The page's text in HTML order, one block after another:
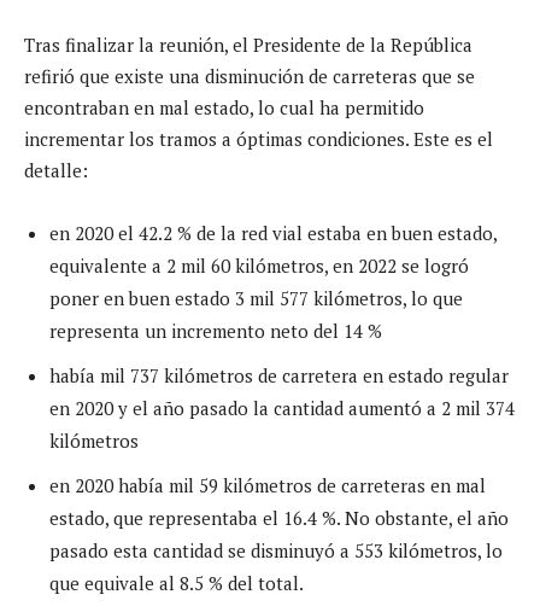
Tras finalizar la reunión, el Presidente de la República
refirió que existe una disminución de carreteras que se
encontraban en mal estado, lo cual ha permitido
incrementar los tramos a óptimas condiciones. Este es el
detalle:
en 2020 el 42.2 % de la red vial estaba en buen estado,
equivalente a 2 mil 60 kilómetros, en 2022 se logró
poner en buen estado 3 mil 577 kilómetros, lo que
representa un incremento neto del 14 %
había mil 737 kilómetros de carretera en estado regular
en 2020 y el año pasado la cantidad aumentó a 2 mil 374
kilómetros
en 2020 había mil 59 kilómetros de carreteras en mal
estado, que representaba el 16.4 %. No obstante, el año
pasado esta cantidad se disminuyó a 553 kilómetros, lo
que equivale al 8.5 % del total.